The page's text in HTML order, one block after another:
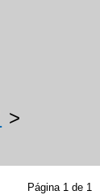
>
Página 1 de 1